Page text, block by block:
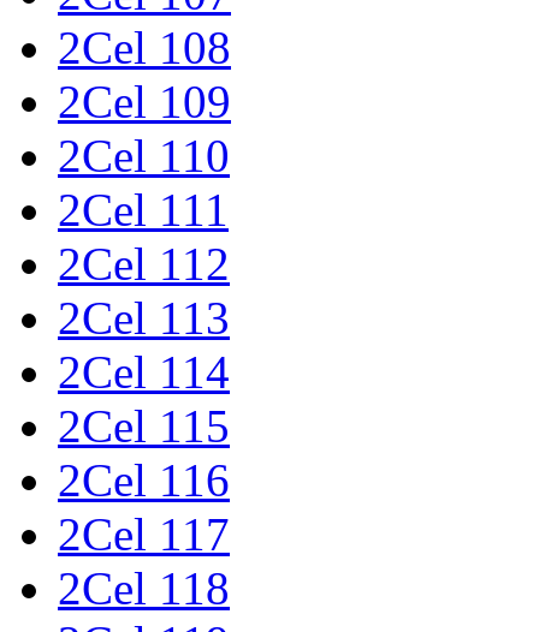
2Cel 108
2Cel 109
2Cel 110
2Cel 111
2Cel 112
2Cel 113
2Cel 114
2Cel 115
2Cel 116
2Cel 117
2Cel 118